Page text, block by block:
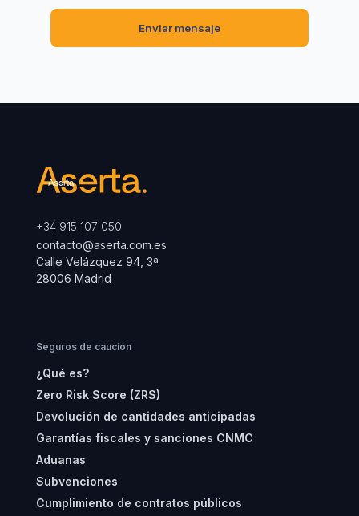
+34 915 107 050
contacto@aserta.com.es
Calle Velázquez 94, 3ª
28006 Madrid
Seguros de caución
¿Qué es?
Zero Risk Score (ZRS)
Devolución de cantidades anticipadas
Garantías fiscales y sanciones CNMC
Aduanas
Subvenciones
Cumplimiento de contratos públicos